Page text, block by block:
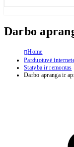
Darbo
Home
Parduotuvė
Statyba ir remontas
Darbo apranga ir